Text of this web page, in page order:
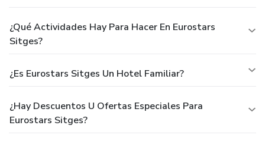
¿Qué Actividades Hay Para Hacer En Eurostars
Sitges?
¿Es Eurostars Sitges Un Hotel Familiar?
¿Hay Descuentos U Ofertas Especiales Para
Eurostars Sitges?